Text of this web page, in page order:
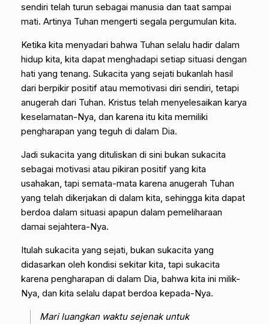
sendiri telah turun sebagai manusia dan taat sampai
mati. Artinya Tuhan mengerti segala pergumulan kita.
Ketika kita menyadari bahwa Tuhan selalu hadir dalam
hidup kita, kita dapat menghadapi setiap situasi dengan
hati yang tenang. Sukacita yang sejati bukanlah hasil
dari berpikir positif atau memotivasi diri sendiri, tetapi
anugerah dari Tuhan. Kristus telah menyelesaikan karya
keselamatan-Nya, dan karena itu kita memiliki
pengharapan yang teguh di dalam Dia.
Jadi sukacita yang dituliskan di sini bukan sukacita
sebagai motivasi atau pikiran positif yang kita
usahakan, tapi semata-mata karena anugerah Tuhan
yang telah dikerjakan di dalam kita, sehingga kita dapat
berdoa dalam situasi apapun dalam pemeliharaan
damai sejahtera-Nya.
Itulah sukacita yang sejati, bukan sukacita yang
didasarkan oleh kondisi sekitar kita, tapi sukacita
karena pengharapan di dalam Dia, bahwa kita ini milik-
Nya, dan kita selalu dapat berdoa kepada-Nya.
Mari luangkan waktu sejenak untuk